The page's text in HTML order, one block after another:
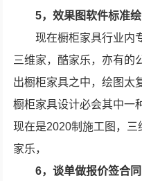
5，效果图软件标准绘
现在橱柜家具行业内
三维家，酷家乐，亦有的
出橱柜家具之中，绘图太
橱柜家具设计必会其中一
现在是2020制施工图，
家乐，
6，谈单做报价签合同